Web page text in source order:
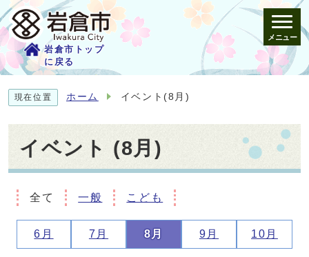
岩倉市トップ
に戻る
メニュー
現在位置 ホーム イベント(8月)
イベント (8月)
全て 一般 こども
6月 7月 8月 9月 10月